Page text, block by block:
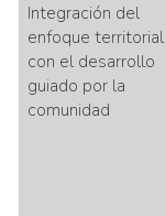
Integración del
enfoque territorial
con el desarrollo
guiado por la
comunidad